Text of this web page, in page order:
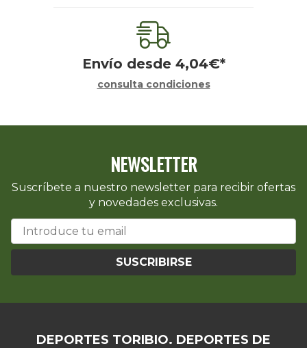
Envío desde 4,04€*
consulta condiciones
NEWSLETTER
Suscríbete a nuestro newsletter para recibir ofertas
y novedades exclusivas.
SUSCRIBIRSE
DEPORTES TORIBIO. DEPORTES DE